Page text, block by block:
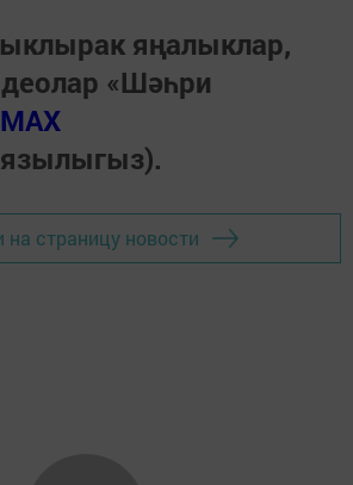
яңалыклар,
«Шәһри
MAX
на страницу новости